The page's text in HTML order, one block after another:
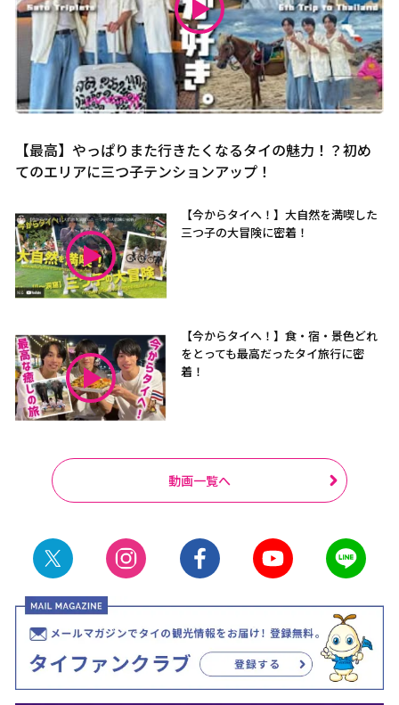
【最高】やっぱりまた行きたくなるタイの魅力！？初め
てのエリアに三つ子テンションアップ！
【今からタイへ！】大自然を満喫した
三つ子の大冒険に密着！
【今からタイへ！】食・宿・景色どれ
をとっても最高だったタイ旅行に密
着！
動画一覧へ